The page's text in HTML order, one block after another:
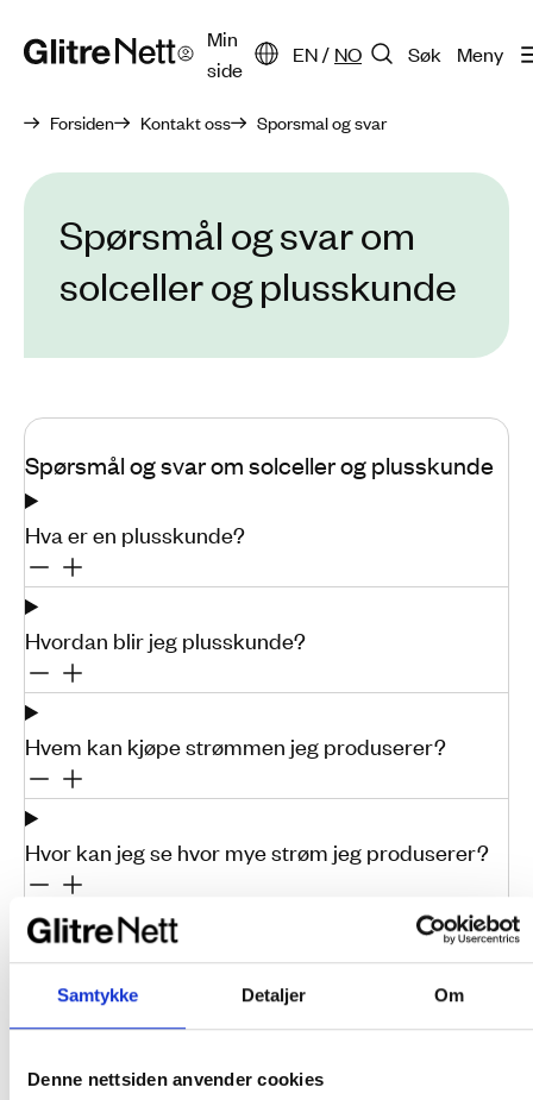
Samtykke Detaljer Om
Denne nettsiden anvender cookies
Min
side
EN/ NO Søk Meny
Forsiden Kontakt oss Sporsmal og svar
Spørsmål og svar om
solceller og plusskunde
Spørsmål og svar om solceller og plusskunde
Hva er en plusskunde?
Hvordan blir jeg plusskunde?
Hvem kan kjøpe strømmen jeg produserer?
Hvor kan jeg se hvor mye strøm jeg produserer?
Betaler jeg nettleie for egenprodusert strøm?